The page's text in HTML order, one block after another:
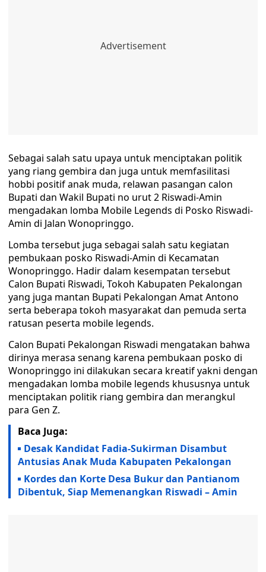
Sebagai salah satu upaya untuk menciptakan politik
yang riang gembira dan juga untuk memfasilitasi
hobbi positif anak muda, relawan pasangan calon
Bupati dan Wakil Bupati no urut 2 Riswadi-Amin
mengadakan lomba Mobile Legends di Posko Riswadi-
Amin di Jalan Wonopringgo.
Lomba tersebut juga sebagai salah satu kegiatan
pembukaan posko Riswadi-Amin di Kecamatan
Wonopringgo. Hadir dalam kesempatan tersebut
Calon Bupati Riswadi, Tokoh Kabupaten Pekalongan
yang juga mantan Bupati Pekalongan Amat Antono
serta beberapa tokoh masyarakat dan pemuda serta
ratusan peserta mobile legends.
Calon Bupati Pekalongan Riswadi mengatakan bahwa
dirinya merasa senang karena pembukaan posko di
Wonopringgo ini dilakukan secara kreatif yakni dengan
mengadakan lomba mobile legends khususnya untuk
menciptakan politik riang gembira dan merangkul
para Gen Z.
Baca Juga:
Desak Kandidat Fadia-Sukirman Disambut
Antusias Anak Muda Kabupaten Pekalongan
Kordes dan Korte Desa Bukur dan Pantianom
Dibentuk, Siap Memenangkan Riswadi – Amin